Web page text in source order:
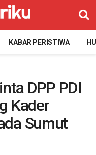
KABAR PERISTIWA
DPP PDI
Kader
Sumut